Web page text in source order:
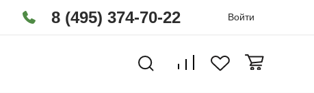
8 (495) 374-70-22 Войти